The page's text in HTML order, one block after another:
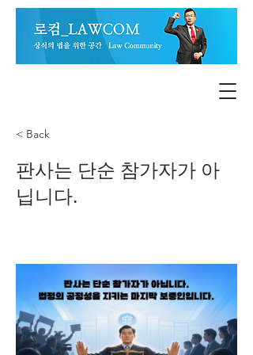
< Back
판사는 단순 참가자가 아
닙니다.